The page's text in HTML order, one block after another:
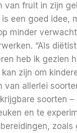
van fruit in zijn
een goed idee,
minder
“Als
heb ik gezien
zijn om
van allerlei
soorten
en te
zoals